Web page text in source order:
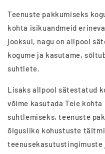
Teenuste pakkumiseks
kohta isikuandmeid
jooksul, nagu on allpool
kogume ja kasutame,
suhtlete.
Lisaks allpool sätestatud
võime kasutada Teie
suhtlemiseks, teenuste
õiguslike kohustuste